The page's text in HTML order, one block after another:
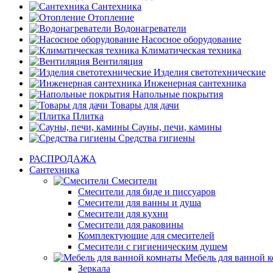
Сантехника
Отопление
Водонагреватели
Насосное оборудование
Климатическая техника
Вентиляция
Изделия светотехнические
Инженерная сантехника
Напольные покрытия
Товары для дачи
Плитка
Сауны, печи, камины
Средства гигиены
РАСПРОДАЖА
Сантехника
Смесители
Смесители для биде и писсуаров
Смесители для ванны и душа
Смесители для кухни
Смесители для раковины
Комплектующие для смесителей
Смесители с гигиеническим душем
Мебель для ванной
Зеркала